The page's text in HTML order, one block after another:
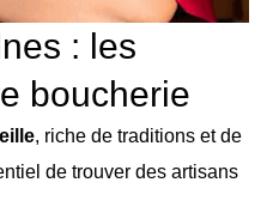
: les
boucherie
, riche de traditions et de
de trouver des artisans